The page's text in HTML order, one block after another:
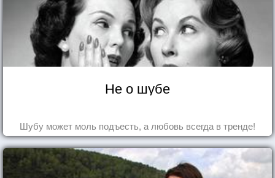
Не о шубе
Шубу может моль подъесть, а любовь всегда в тренде!